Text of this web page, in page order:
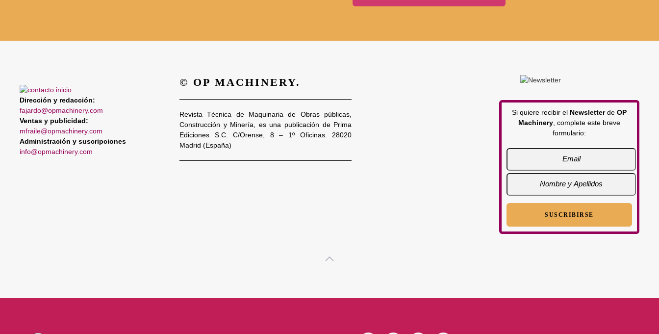
Dirección y redacción:
fajardo@opmachinery.com
Ventas y publicidad:
mfraile@opmachinery.com
Administración y suscripciones
info@opmachinery.com
© OP MACHINERY.
Revista Técnica de Maquinaria de Obras públicas,
Construcción y Minería, es una publicación de Prima
Ediciones S.C. C/Orense, 8 – 1º Oficinas. 28020
Madrid (España)
Si quiere recibir el Newsletterde OP
Machinery , complete este breve
formulario: